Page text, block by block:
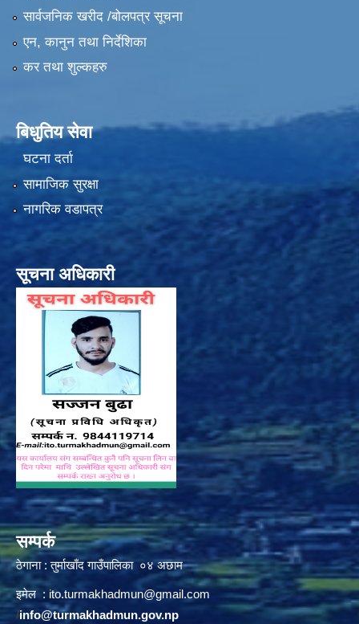
सार्वजनिक खरीद /बोलपत्र सूचना
एन, कानुन तथा निर्देशिका
कर तथा शुल्कहरु
बिधुतिय सेवा
घटना दर्ता
सामाजिक सुरक्षा
नागरिक वडापत्र
सूचना अधिकारी
सम्पर्क
ठेगाना : तुर्माखाँद गाउँपालिका ०४ अछाम
इमेल : ito.turmakhadmun@gmail.com
/info@turmakhadmun.gov.np